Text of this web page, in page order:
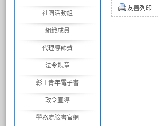
社團活動組
組織成員
代理導師費
法令規章
彰工青年電子書
政令宣導
學務處臉書官網
友善列印